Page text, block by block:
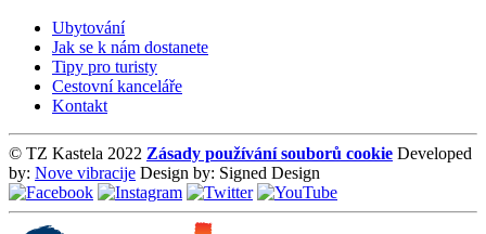
Ubytování
Jak se k nám dostanete
Tipy pro turisty
Cestovní kanceláře
Kontakt
© TZ Kastela 2022 Zásady používání souborů cookie Developed
by: Nove vibracije Design by: Signed Design